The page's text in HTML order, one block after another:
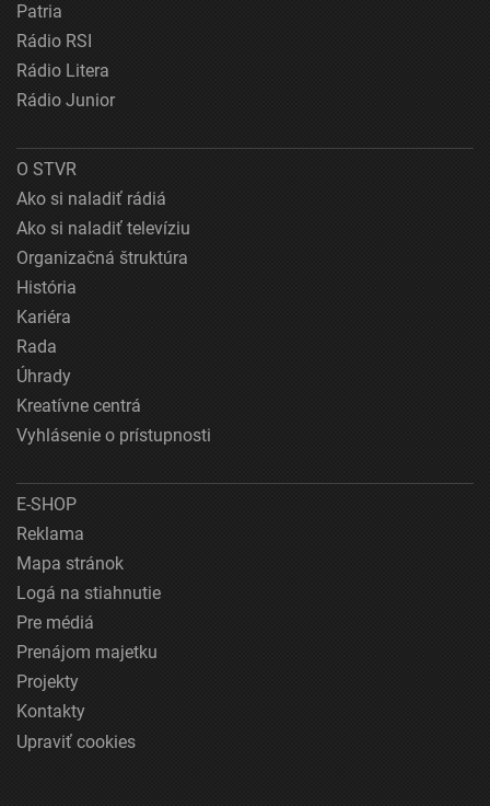
Patria
Rádio RSI
Rádio Litera
Rádio Junior
O STVR
Ako si naladiť rádiá
Ako si naladiť televíziu
Organizačná štruktúra
História
Kariéra
Rada
Úhrady
Kreatívne centrá
Vyhlásenie o prístupnosti
E-SHOP
Reklama
Mapa stránok
Logá na stiahnutie
Pre médiá
Prenájom majetku
Projekty
Kontakty
Upraviť cookies